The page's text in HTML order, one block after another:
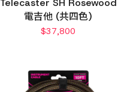
電吉他 (共四色)
$37,800